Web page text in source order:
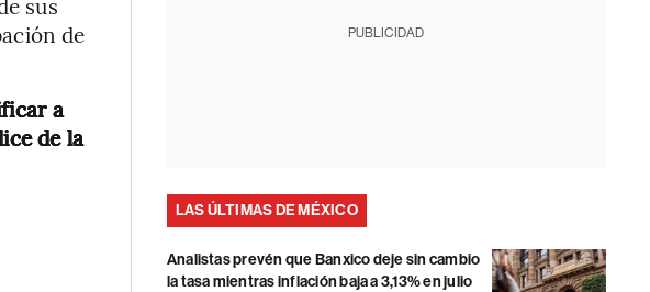
de
a
de la
PUBLICIDAD
LAS ÚLTIMAS DE MÉXICO
Analistas prevén que Banxico deje sin cambio
la tasa mientras inflación baja a 3,13% en julio